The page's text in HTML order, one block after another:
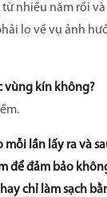
nhiều năm rồi
lo về vụ ảnh
vùng kín không?
lần lấy ra và
để đảm bảo
chỉ làm sạch